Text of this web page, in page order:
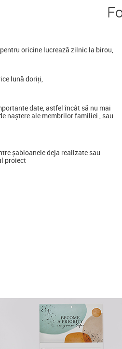
oricine lucrează zilnic la birou,
lună doriți,
date, astfel încât să nu mai
naștere ale membrilor familiei , sau
șabloanele deja realizate sau
proiect